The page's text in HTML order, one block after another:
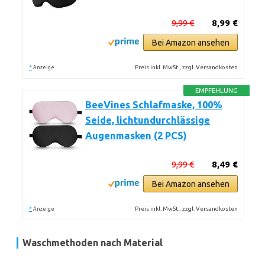
8,99 €
9,99 €
Bei Amazon ansehen
* Anzeige Preis inkl. MwSt., zzgl. Versandkosten
EMPFEHLUNG
BeeVines Schlafmaske, 100%
Seide, lichtundurchlässige
Augenmasken (2 PCS)
8,49 €
9,99 €
Bei Amazon ansehen
* Anzeige Preis inkl. MwSt., zzgl. Versandkosten
Waschmethoden nach Material